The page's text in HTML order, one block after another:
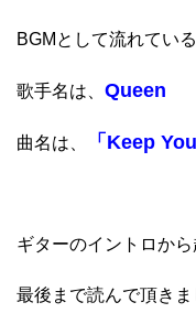
BGMとして流れてい
歌手名は、 Queen
曲名は、 「Keep
ギターのイントロか
最後まで読んで頂き